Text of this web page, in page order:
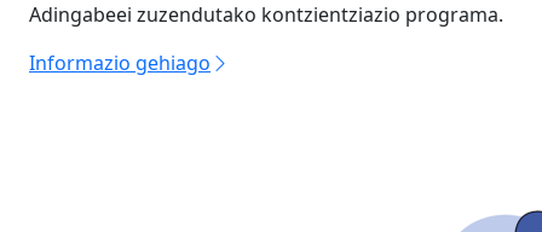
Adingabeei zuzendutako kontzientziazio programa.
Informazio gehiago